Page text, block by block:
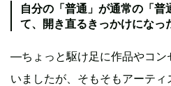
自分の「普通」が通常の「
て、開き直るきっかけになっ
―ちょっと駆け足に作品やコン
いましたが、そもそもアーテ